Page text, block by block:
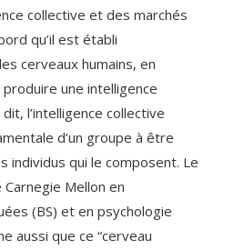
collective et des marchés
qu’il est établi
cerveaux humains, en
une intelligence
l’intelligence collective
d’un groupe à être
individus qui le composent. Le
Mellon en
(BS) et en psychologie
aussi que ce “cerveau